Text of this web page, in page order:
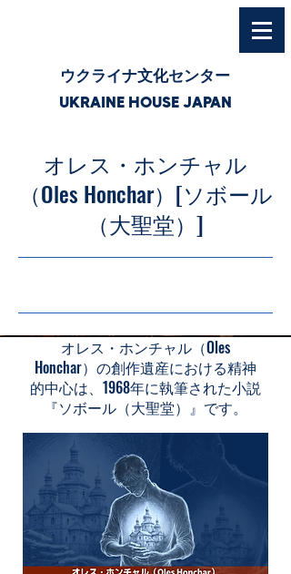
ウクライナ文化センター
UKRAINE HOUSE JAPAN
オレス・ホンチャル
（Oles Honchar）[ソボール
（大聖堂）]
オレス・ホンチャル（Oles
Honchar）の創作遺産における精神
的中心は、1968年に執筆された小説
『ソボール（大聖堂）』です。